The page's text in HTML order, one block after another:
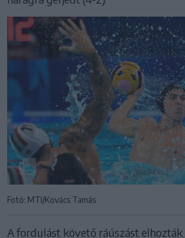
Fotó: MTI/Kovács Tamás
A fordulást követő ráúszást elhozták